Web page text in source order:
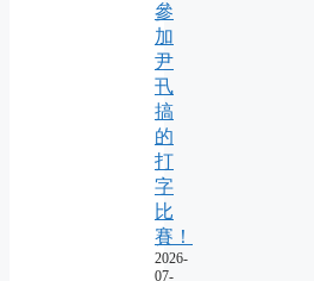
參
加
尹
卂
搞
的
打
字
比
賽！
2026-
07-